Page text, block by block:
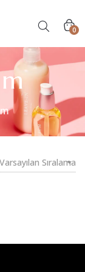
0
Varsayılan Sıralama